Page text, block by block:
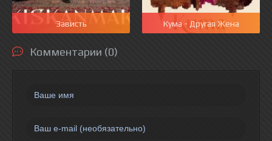
Зависть Кума - Другая Жена
Комментарии (0)